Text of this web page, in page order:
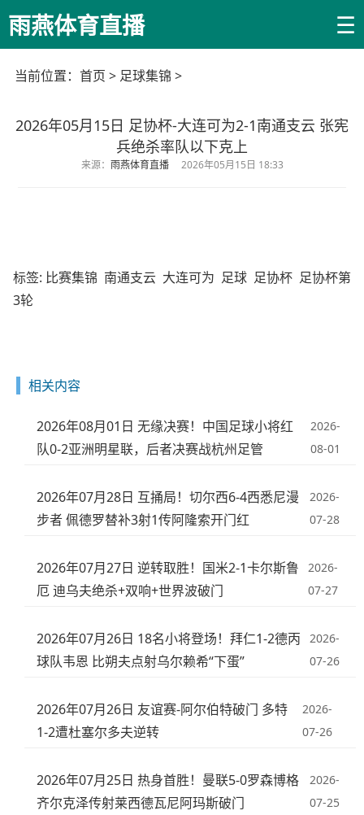
雨燕体育直播 ☰
当前位置： 首页 > 足球集锦 >
2026年05月15日 足协杯-大连可为2-1南通支云 张宪
兵绝杀率队以下克上
来源： 雨燕体育直播 2026年05月15日 18:33
标签: 比赛集锦 南通支云 大连可为 足球 足协杯 足协杯第
3轮
相关内容
2026年08月01日 无缘决赛！中国足球小将红
队0-2亚洲明星联，后者决赛战杭州足管
2026-
08-01
2026年07月28日 互捅局！切尔西6-4西悉尼漫
步者 佩德罗替补3射1传阿隆索开门红
2026-
07-28
2026年07月27日 逆转取胜！国米2-1卡尔斯鲁
厄 迪乌夫绝杀+双响+世界波破门
2026-
07-27
2026年07月26日 18名小将登场！拜仁1-2德丙
球队韦恩 比朔夫点射乌尔赖希“下蛋”
2026-
07-26
2026年07月26日 友谊赛-阿尔伯特破门 多特
1-2遭杜塞尔多夫逆转
2026-
07-26
2026年07月25日 热身首胜！曼联5-0罗森博格
齐尔克泽传射莱西德瓦尼阿玛斯破门
2026-
07-25